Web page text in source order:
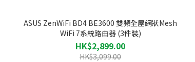
ASUS ZenWiFi BD4 BE3600 雙頻全屋網狀Mesh
WiFi 7系統路由器 (3件裝)
HK$2,899.00
HK$3,099.00